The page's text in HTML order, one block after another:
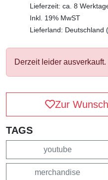
Lieferzeit: ca. 8
Inkl. 19% MwST
Lieferland: Deutschland (
Derzeit leider ausverkauft.
Zur
TAGS
youtube
merchandise